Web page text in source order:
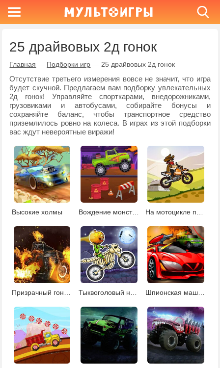
25 драйвовых 2д гонок
Главная — Подборки игр — 25 драйвовых 2д гонок
Отсутствие третьего измерения вовсе не значит, что игра
будет скучной. Предлагаем вам подборку увлекательных
2д гонок! Управляйте спорткарами, внедорожниками,
грузовиками и автобусами, собирайте бонусы и
сохраняйте баланс, чтобы транспортное средство
приземлилось ровно на колеса. В играх из этой подборки
вас ждут невероятные виражи!
Высокие холмы Вождение монстр-трака
Шпионская машина